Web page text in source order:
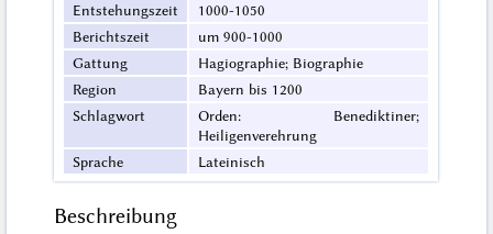
Entstehungszeit
1000-1050
Berichtszeit
um 900-1000
Gattung
Hagiographie; Biographie
Region
Bayern bis 1200
Schlagwort
Orden: Benediktiner;
Heiligenverehrung
Sprache
Lateinisch
Beschreibung